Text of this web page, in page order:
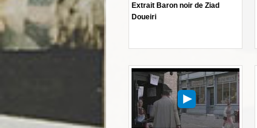
Extrait Baron noir de Ziad
Doueiri